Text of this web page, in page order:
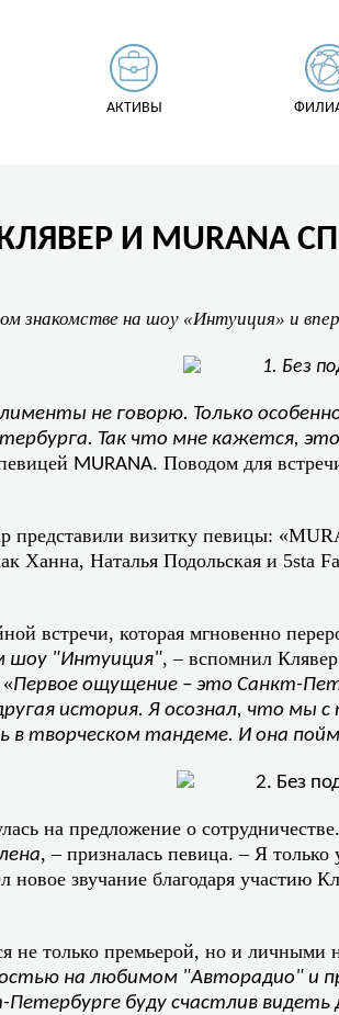
АКТИВЫ
И MURANA
знакомстве на шоу «Интуиция» и
не говорю. Только
Так что мне кажется, это
MURANA. Поводом для
представили визитку певицы:
Ханна, Наталья Подольская и 5sta
встречи, которая мгновенно
шоу "Интуиция", – вспомнил
Первое ощущение – это Санкт-
история. Я осознал, что мы
творческом тандеме. И она
на предложение о
, – призналась певица. – Я только
звучание благодаря участию
не только премьерой, но и личными
на любимом "Авторадио" и
буду счастлив